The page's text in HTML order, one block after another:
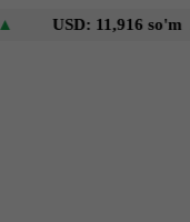
USD: 11,916 so'm▲